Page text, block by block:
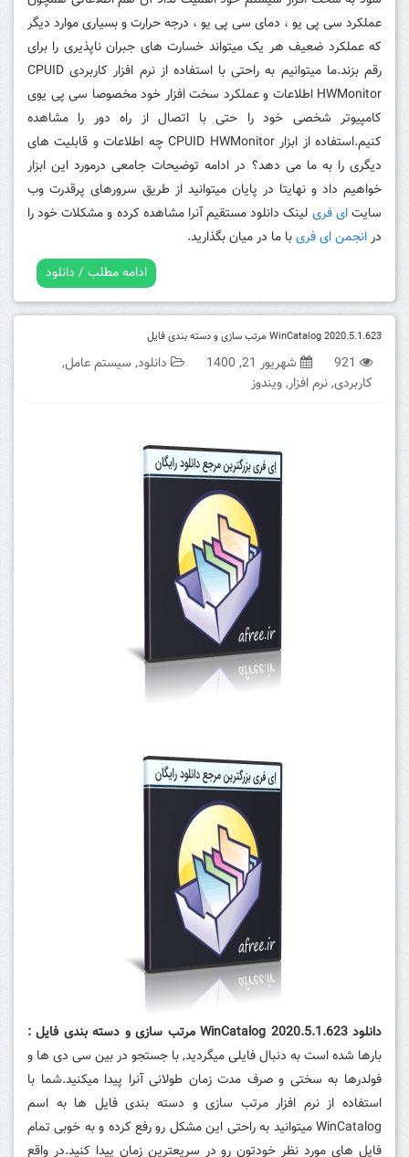
عملکرد سی پی یو ، دمای سی پی یو ، درجه حرارت و بسیاری موارد دیگر
که عملکرد ضعیف هر یک میتواند خسارت های جبران ناپذیری را برای
رقم بزند.ما میتوانیم به راحتی با استفاده از نرم افزار کاربردی CPUID
HWMonitor اطلاعات و عملکرد سخت افزار خود مخصوصا سی پی یوی
کامپیوتر شخصی خود را حتی با اتصال از راه دور را مشاهده
کنیم.استفاده از ابزار CPUID HWMonitor چه اطلاعات و قابلیت های
دیگری را به ما می دهد؟ در ادامه توضیحات جامعی درمورد این ابزار
خواهیم داد و نهایتا در پایان میتوانید از طریق سرورهای پرقدرت وب
سایتای فری لینک دانلود مستقیم آنرا مشاهده کرده و مشکلات خود را
درانجمن ای فریبا ما در میان بگذارید.
ادامه مطلب / دانلود
WinCatalog 2020.5.1.623 مرتب سازی و دسته بندی فایل
921 شهریور 21, 1400 دانلود, سیستم عامل,
کاربردی,نرم افزار,ویندوز
دانلود WinCatalog 2020.5.1.623 مرتب سازی و دسته بندی فایل :
بارها شده است به دنبال فایلی میگردید, با جستجو در بین سی دی ها و
فولدرها به سختی و صرف مدت زمان طولانی آنرا پیدا میکنید.شما با
استفاده از نرم افزار مرتب سازی و دسته بندی فایل ها به اسم
WinCatalog میتوانید به راحتی این مشکل رو رفع کرده و به خوبی تمام
فایل های مورد نظر خودتون رو در سریعترین زمان پیدا کنید.در واقع